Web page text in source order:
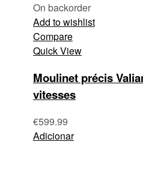
On backorder
Add to wishlist
Compare
Quick View
Moulinet précis
vitesses
€599.99
Adicionar